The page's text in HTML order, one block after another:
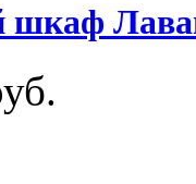
шкаф